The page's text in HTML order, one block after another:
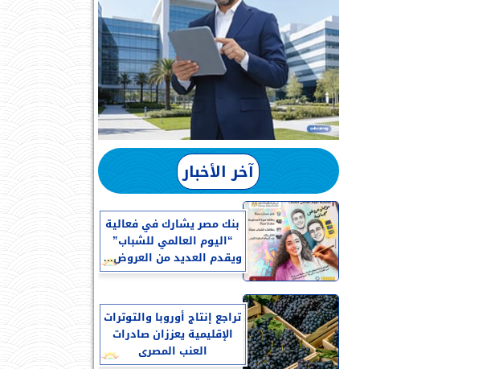
آخر الأخبار
بنك مصر يشارك في فعالية
“اليوم العالمي للشباب”
ويقدم العديد من العروض...
تراجع إنتاج أوروبا والتوترات
الإقليمية يعززان صادرات
العنب المصرى